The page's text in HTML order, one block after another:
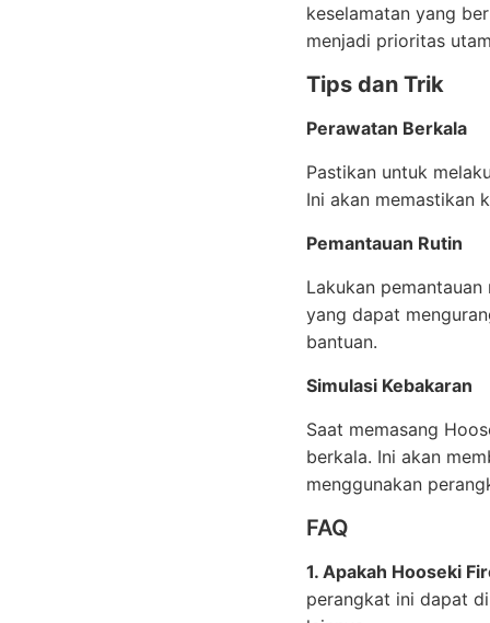
keselamatan yang
menjadi prioritas
Tips dan Trik
Perawatan Berkala
Pastikan untuk
Ini akan memastikan
Pemantauan Rutin
Lakukan
yang dapat
bantuan.
Simulasi Kebakaran
Saat memasang
berkala. Ini akan
menggunakan
FAQ
1. Apakah Hooseki
perangkat ini dapat